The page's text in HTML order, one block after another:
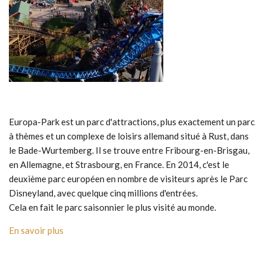
Europa-Park est un parc d'attractions, plus exactement un parc
à thèmes et un complexe de loisirs allemand situé à Rust, dans
le Bade-Wurtemberg. Il se trouve entre Fribourg-en-Brisgau,
en Allemagne, et Strasbourg, en France. En 2014, c'est le
deuxième parc européen en nombre de visiteurs après le Parc
Disneyland, avec quelque cinq millions d'entrées.
Cela en fait le parc saisonnier le plus visité au monde.
En savoir plus